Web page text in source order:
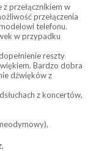
przełącznikiem w
przełączenia
telefonu.
w przypadku
reszty
Bardzo dobra
dźwięków z
z koncertów,